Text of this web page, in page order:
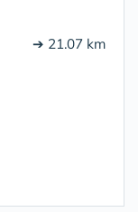
➔ 21.07 km